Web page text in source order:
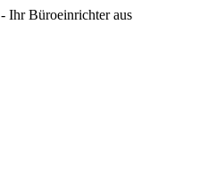
- Ihr Büroeinrichter aus